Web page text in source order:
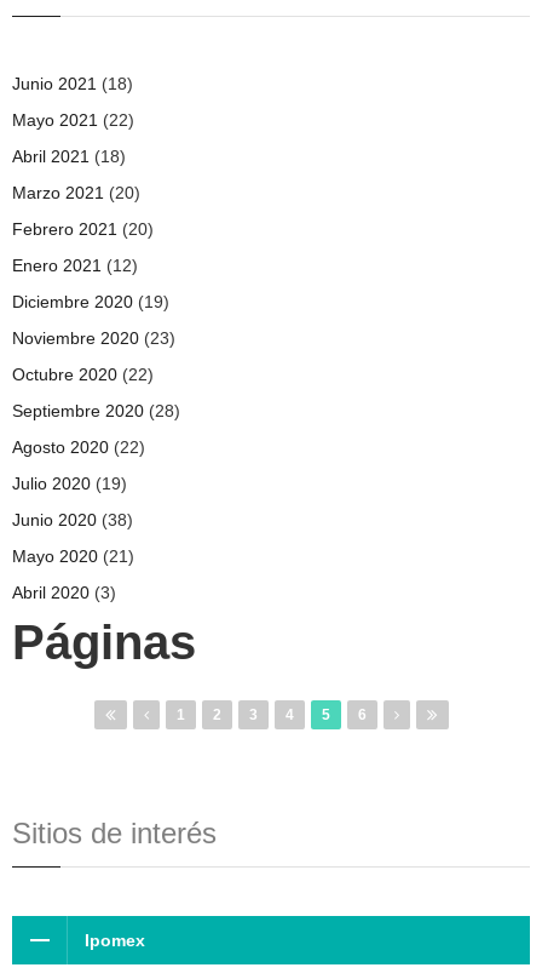
Junio 2021 (18)
Mayo 2021 (22)
Abril 2021 (18)
Marzo 2021 (20)
Febrero 2021 (20)
Enero 2021 (12)
Diciembre 2020 (19)
Noviembre 2020 (23)
Octubre 2020 (22)
Septiembre 2020 (28)
Agosto 2020 (22)
Julio 2020 (19)
Junio 2020 (38)
Mayo 2020 (21)
Abril 2020 (3)
Páginas
1 2 3 4 5 6
Sitios de interés
Ipomex